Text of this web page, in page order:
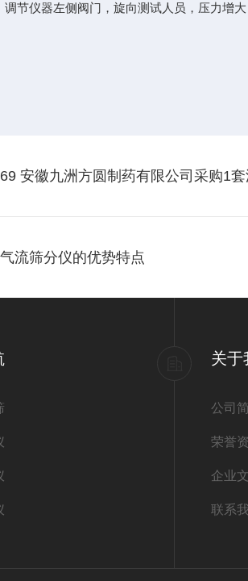
调节仪器左侧阀门，旋向测试人员，压力增
69 安徽九洲方圆制药有限公司采购1
气流筛分仪的优势特点
关于
公司
荣誉
企业
联系